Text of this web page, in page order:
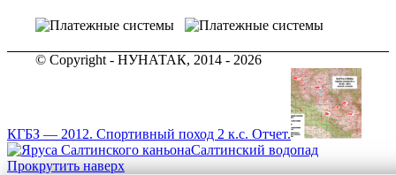
© Copyright - НУНАТАК, 2014 - 2026
КГБЗ — 2012. Спортивный поход 2 к.с. Отчет.
Салтинский водопад
Прокрутить наверх